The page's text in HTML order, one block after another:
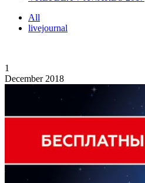
All
livejournal
1
December 2018